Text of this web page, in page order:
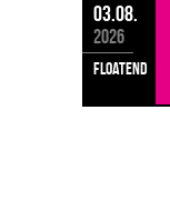
03.08.
2026
floatend